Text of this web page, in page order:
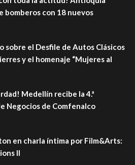
bomberos con 18 nuevos
sobre el Desfile de Autos Clásicos
y el homenaje “Mujeres al
Medellín recibe la 4.ª
Negocios de Comfenalco
en charla íntima por Film&Arts:
II